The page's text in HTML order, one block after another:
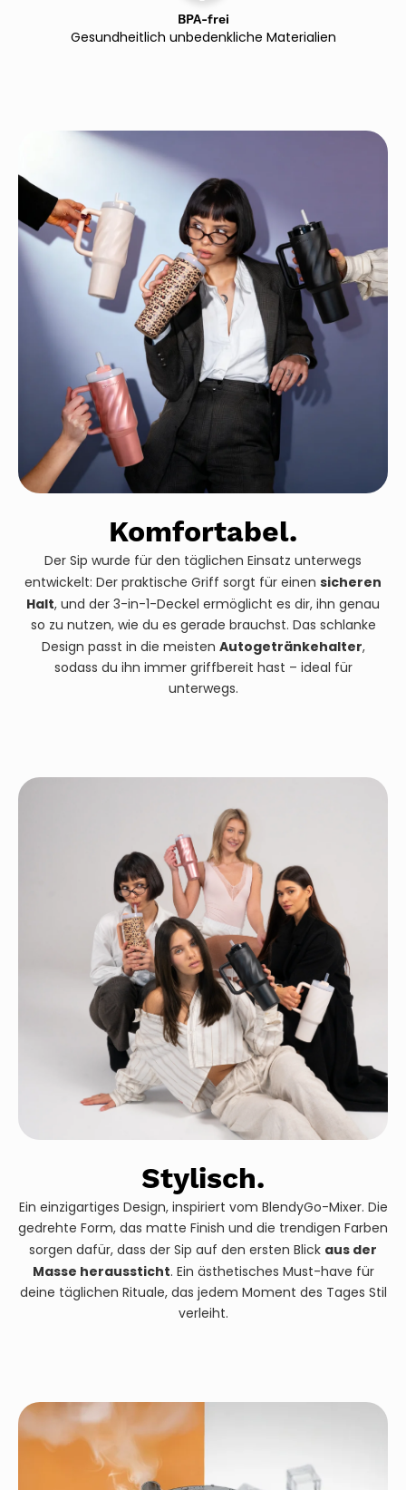
BPA-frei
Gesundheitlich unbedenkliche Materialien
Komfortabel.
Der Sip wurde für den täglichen Einsatz unterwegs
entwickelt: Der praktische Griff sorgt für einen sicheren
Halt, und der 3-in-1-Deckel ermöglicht es dir, ihn genau
so zu nutzen, wie du es gerade brauchst. Das schlanke
Design passt in die meisten Autogetränkehalter,
sodass du ihn immer griffbereit hast – ideal für
unterwegs.
Stylisch.
Ein einzigartiges Design, inspiriert vom BlendyGo-Mixer. Die
gedrehte Form, das matte Finish und die trendigen Farben
sorgen dafür, dass der Sip auf den ersten Blick aus der
Masse heraussticht. Ein ästhetisches Must-have für
deine täglichen Rituale, das jedem Moment des Tages Stil
verleiht.